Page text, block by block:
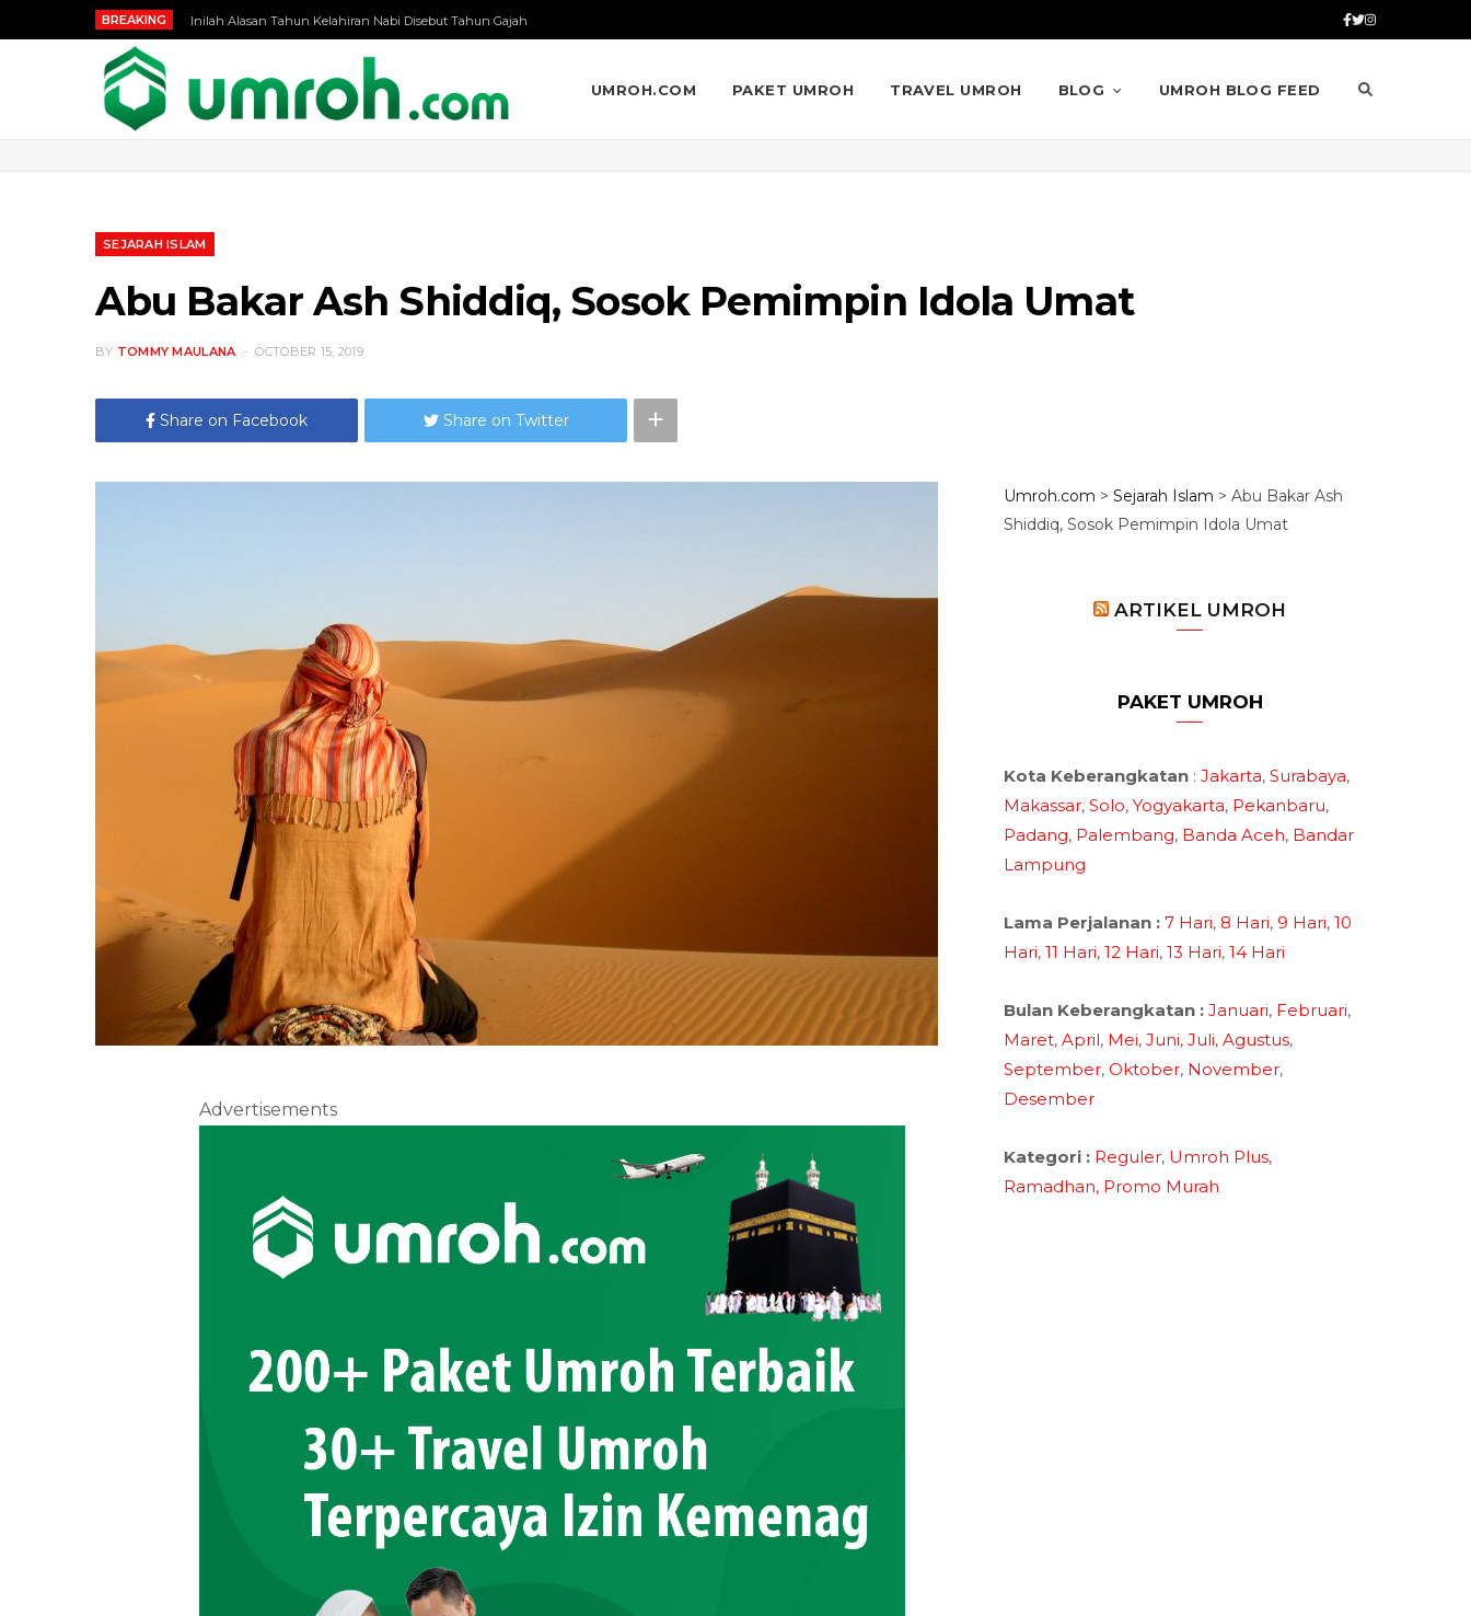
BREAKING Inilah Alasan Tahun Kelahiran Nabi Disebut Tahun Gajah
UMROH.COM PAKET UMROH TRAVEL UMROH BLOG UMROH BLOG FEED
SEJARAH ISLAM
Abu Bakar Ash Shiddiq, Sosok Pemimpin Idola Umat
BY TOMMY MAULANA OCTOBER 15, 2019
Share on Facebook Share on Twitter
Advertisements
Umroh.com > Sejarah Islam > Abu Bakar Ash
Shiddiq, Sosok Pemimpin Idola Umat
ARTIKEL UMROH
PAKET UMROH
Kota Keberangkatan : Jakarta, Surabaya,
Makassar, Solo, Yogyakarta, Pekanbaru,
Padang, Palembang, Banda Aceh, Bandar
Lampung
Lama Perjalanan : 7 Hari, 8 Hari, 9 Hari, 10
Hari, 11 Hari, 12 Hari, 13 Hari, 14 Hari
Bulan Keberangkatan : Januari, Februari,
Maret, April, Mei, Juni, Juli, Agustus,
September, Oktober, November,
Desember
Kategori : Reguler, Umroh Plus,
Ramadhan, Promo Murah